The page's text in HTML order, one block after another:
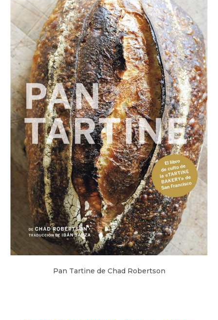
Pan Tartine de Chad Robertson